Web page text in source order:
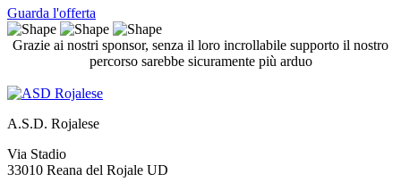
Guarda l'offerta
Grazie ai nostri sponsor, senza il loro incrollabile supporto il nostro
percorso sarebbe sicuramente più arduo
A.S.D. Rojalese
Via Stadio
33010 Reana del Rojale UD